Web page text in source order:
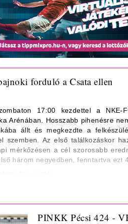
forduló a Csata ellen
17:00 kezdettel a NKE-
Arénában. Hosszabb pihenésre
állt és megkezdte a
szemben. Az első találkozáskor
mérkőzésen a cél szorosabb
három negyedben, fenntartva ezt
17:00, Budapest, Ludovika Aréna
PINKK Pécsi 424 -